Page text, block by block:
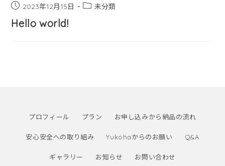
2023年12月15日 未分類
Hello world!
プロフィール プラン お申し込みから納品の流れ
安心安全への取り組み Yukohaからのお願い Q&A
ギャラリー お知らせ お問い合わせ